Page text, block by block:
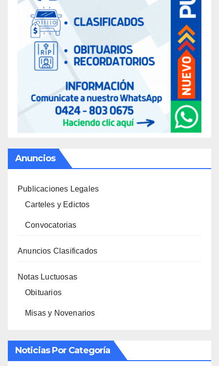
Anuncios
Publicaciones Legales
Carteles y Edictos
Convocatorias
Anuncios Clasificados
Notas Luctuosas
Obituarios
Misas y Novenarios
Noticias Por Categoría